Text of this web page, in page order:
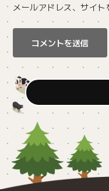
メールアドレス、サイト